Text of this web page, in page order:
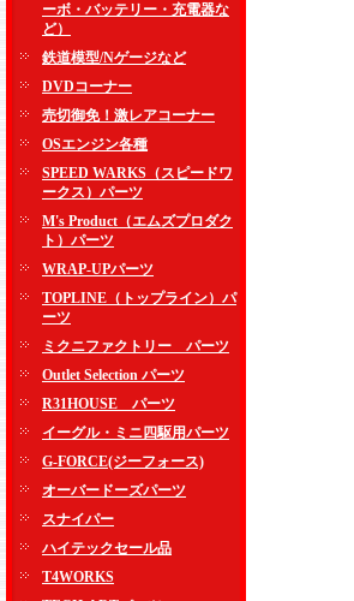
ーボ・バッテリー・充電器な
ど）
鉄道模型/Nゲージなど
DVDコーナー
売切御免！激レアコーナー
OSエンジン各種
SPEED WARKS（スピードワ
ークス）パーツ
M's Product（エムズプロダク
ト）パーツ
WRAP-UPパーツ
TOPLINE（トップライン）パ
ーツ
ミクニファクトリー パーツ
Outlet Selection パーツ
R31HOUSE パーツ
イーグル・ミニ四駆用パーツ
G-FORCE(ジーフォース)
オーバードーズパーツ
スナイパー
ハイテックセール品
T4WORKS